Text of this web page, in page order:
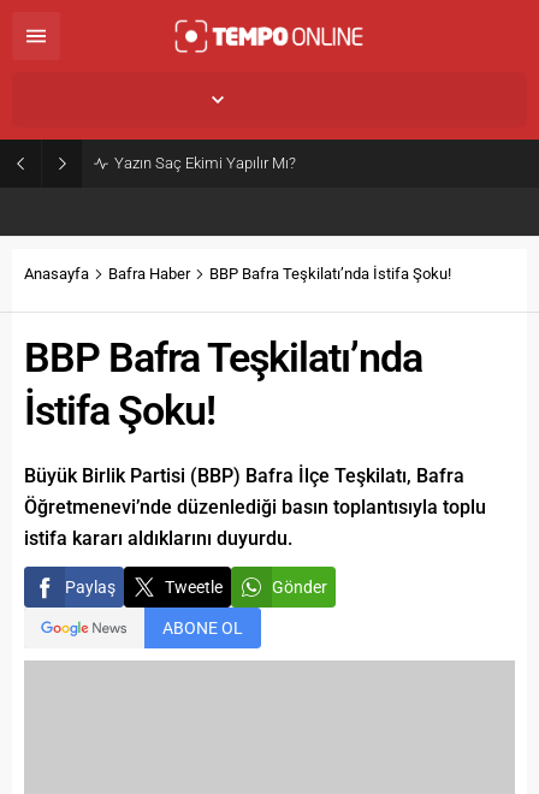
Yazın Saç Ekimi Yapılır Mı?
Anasayfa Bafra Haber BBP Bafra Teşkilatı’nda İstifa Şoku!
BBP Bafra Teşkilatı’nda
İstifa Şoku!
Büyük Birlik Partisi (BBP) Bafra İlçe Teşkilatı, Bafra
Öğretmenevi’nde düzenlediği basın toplantısıyla toplu
istifa kararı aldıklarını duyurdu.
Paylaş Tweetle Gönder
ABONE OL